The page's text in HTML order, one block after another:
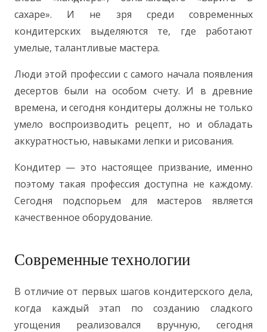
сахаре». И не зря среди современных
кондитерских выделяются те, где работают
умелые, талантливые мастера.
Люди этой профессии с самого начала появления
десертов были на особом счету. И в древние
времена, и сегодня кондитеры должны не только
умело воспроизводить рецепт, но и обладать
аккуратностью, навыками лепки и рисования.
Кондитер — это настоящее призвание, именно
поэтому такая профессия доступна не каждому.
Сегодня подспорьем для мастеров является
качественное оборудование.
Современные технологии
В отличие от первых шагов кондитерского дела,
когда каждый этап по созданию сладкого
угощения реализовался вручную, сегодня